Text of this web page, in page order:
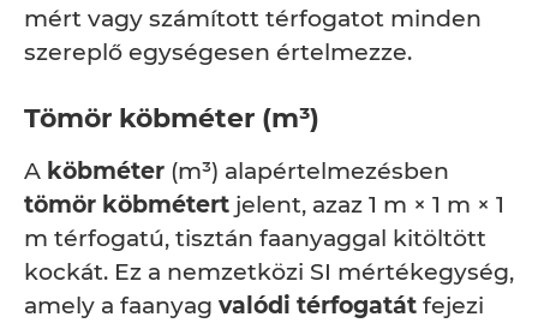
mért vagy számított térfogatot minden
szereplő egységesen értelmezze.
Tömör köbméter (m³)
A köbméter (m³) alapértelmezésben
tömör köbmétert jelent, azaz 1 m × 1 m × 1
m térfogatú, tisztán faanyaggal kitöltött
kockát. Ez a nemzetközi SI mértékegység,
amely a faanyag valódi térfogatát fejezi